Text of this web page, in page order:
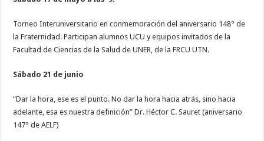
Torneo Interuniversitario en conmemoración del aniversario 148° de
la Fraternidad. Participan alumnos UCU y equipos invitados de la
Facultad de Ciencias de la Salud de UNER, de la FRCU UTN.
Sábado 21 de junio
“Dar la hora, ese es el punto. No dar la hora hacia atrás, sino hacia
adelante, esa es nuestra definición” Dr. Héctor C. Sauret (aniversario
147° de AELF)